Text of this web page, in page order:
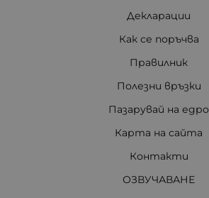
Декларации
Как се поръчва
Правилник
Полезни връзки
Пазарувай на едро
Карта на сайта
Контакти
ОЗВУЧАВАНЕ